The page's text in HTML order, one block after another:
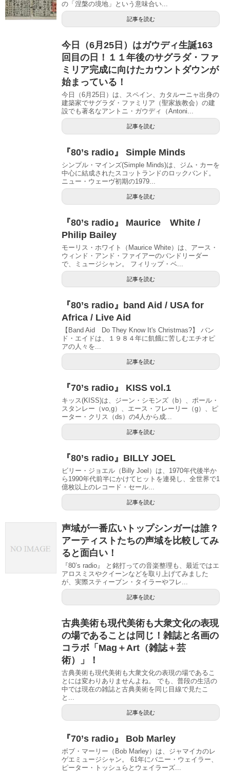
の「涅槃の境地」という意味合い...
記事を読む
今日（6月25日）はガウディ生誕163
回目の日！１１年後のサグラダ・ファ
ミリア完成に向けたカウントダウンが
始まっている！
今日（6月25日）は、スペイン、カタルーニャ出身の
建築家でサグラダ・ファミリア（聖家族教会）の建
設でも著名なアントニ・ガウディ（Antoni...
記事を読む
『80’s radio』 Simple Minds
シンプル・マインズ(Simple Minds)は、ジム・カーを
中心に結成されたスコットランドのロックバンド。
ニュー・ウェーヴ初期の1979...
記事を読む
『80’s radio』 Maurice White /
Philip Bailey
モーリス・ホワイト（Maurice White）は、アース・
ウィンド・アンド・ファイアーのバンドリーダー
で、ミュージシャン。 フィリップ・ベ...
記事を読む
『80’s radio』band Aid / USA for
Africa / Live Aid
【Band Aid Do They Know It's Christmas?】 バン
ド・エイドは、１９８４年に飢餓に苦しむエチオピ
アの人々を...
記事を読む
『70’s radio』 KISS vol.1
キッス(KISS)は、ジーン・シモンズ（b）、ポール・
スタンレー（vo,g）、エース・フレーリー（g）、ピ
ーター・クリス（ds）の4人から成...
記事を読む
『80’s radio』BILLY JOEL
ビリー・ジョエル（Billy Joel）は、1970年代後半か
ら1990年代前半にかけてヒットを連発し、全世界で1
億枚以上のレコード・セール...
記事を読む
声域が一番広いトップシンガーは誰？
アーティストたちの声域を比較してみ
ると面白い！
『80’s radio』 と銘打っての音楽整理も、最近ではエ
アロスミスやクイーンなどを取り上げてみました
が、実際スティーブン・タイラーやフレ...
記事を読む
古典美術も現代美術も大衆文化の表現
の場であることは同じ！雑誌と名画の
コラボ「Mag＋Art（雑誌＋芸
術）」！
古典美術も現代美術も大衆文化の表現の場であるこ
とには変わりありませんよね。 でも、普段の生活の
中では現在の雑誌と古典美術を同じ目線で見たこ
と...
記事を読む
『70’s radio』 Bob Marley
ボブ・マーリー（Bob Marley）は、ジャマイカのレ
ゲエミュージシャン。 61年にバニー・ウェイラー、
ピーター・トッシュらとウェイラーズ...